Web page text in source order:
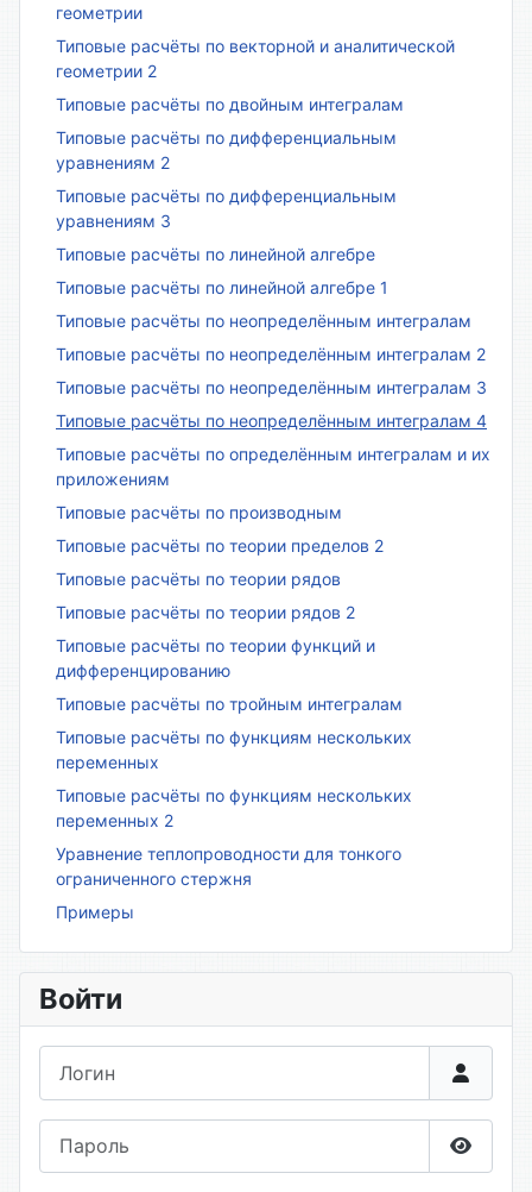
геометрии
Типовые расчёты по векторной и аналитической
геометрии 2
Типовые расчёты по двойным интегралам
Типовые расчёты по дифференциальным
уравнениям 2
Типовые расчёты по дифференциальным
уравнениям 3
Типовые расчёты по линейной алгебре
Типовые расчёты по линейной алгебре 1
Типовые расчёты по неопределённым интегралам
Типовые расчёты по неопределённым интегралам 2
Типовые расчёты по неопределённым интегралам 3
Типовые расчёты по неопределённым интегралам 4
Типовые расчёты по определённым интегралам и их
приложениям
Типовые расчёты по производным
Типовые расчёты по теории пределов 2
Типовые расчёты по теории рядов
Типовые расчёты по теории рядов 2
Типовые расчёты по теории функций и
дифференцированию
Типовые расчёты по тройным интегралам
Типовые расчёты по функциям нескольких
переменных
Типовые расчёты по функциям нескольких
переменных 2
Уравнение теплопроводности для тонкого
ограниченного стержня
Примеры
Войти